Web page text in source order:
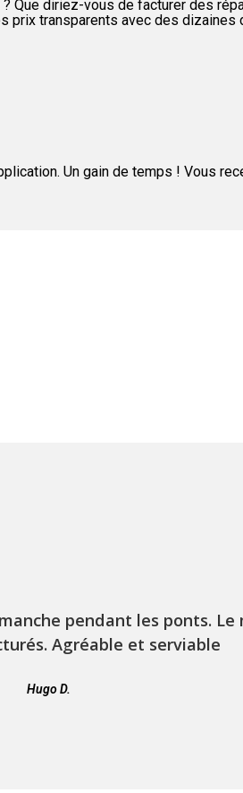
Que diriez-vous de facturer des
prix transparents avec des
Un gain de temps ! Vous
pendant les ponts. Le
Agréable et serviable
Hugo D.